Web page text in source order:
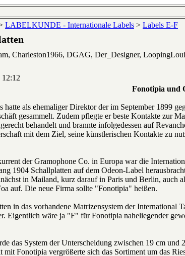
LABELKUNDE - Internationale Labels > Labels E-F
Charleston1966, DGAG, Der_Designer,
Fonotipia und
hatte als ehemaliger Direktor der im September 1899
gesammelt. Zudem pflegte er beste Kontakte zur
behandelt und brannte infolgedessen auf
mit dem Ziel, seine künstlerischen Kontakte zu
der Gramophone Co. in Europa war die
1904 Schallplatten auf dem Odeon-Label
in Mailand, kurz darauf in Paris und Berlin, auch
auf. Die neue Firma sollte "Fonotipia" heißen.
in das vorhandene Matrizensystem der
Eigentlich wäre ja "F" für Fonotipia naheliegender
das System der Unterscheidung zwischen 19 cm
mit Fonotipia vergrößerte sich das Sortiment um das